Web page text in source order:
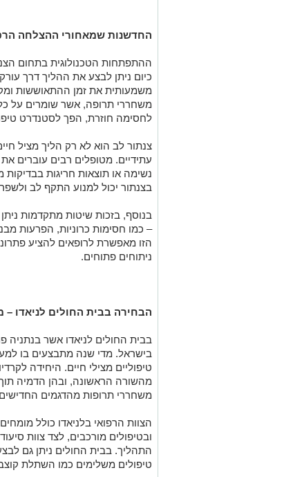
החדשנות שמאחורי ההצלחה
ההתפתחות הטכנולוגית בתחום
כיום ניתן לבצע את ההליך דרך
משמעותית את זמן ההתאוששות
משחררי תרופה, אשר שומרים על
לחסימה חוזרת, הפך לסטנדרט
צנתור לב הוא לא רק הליך מציל
עתידיים. מטופלים רבים עוברים
נשימה או תוצאות חריגות
בצנתור יכול למנוע התקף לב
בנוסף, בזכות שיטות מתקדמות
– כמו חסימות כרוניות, הפרעות
הזו מאפשרת לרופאים להציע
ניתוחים פתוחים.
הבחירה בבית החולים לניאדו –
בבית החולים לניאדו אשר בנתניה
טיפוליים מצילי חיים. היחידה
משחררי תרופות מהדגמים
הצוות הרפואי בלניאדו כולל
ובטיפולים מורכבים, לצד צוות
התהליך. בבית החולים ניתן גם
טיפולים משלימים כמו השתלת